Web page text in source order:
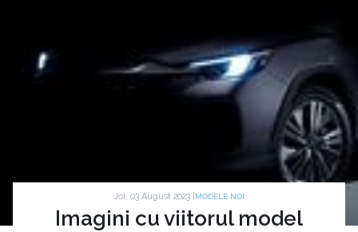
Joi, 03 August 2023 | MODELE NOI
Imagini cu viitorul model